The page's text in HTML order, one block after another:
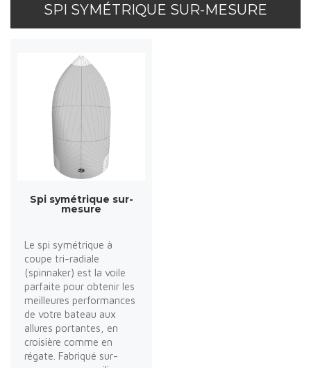
SPI SYMÉTRIQUE SUR-MESURE
Spi symétrique sur-
mesure
Le spi symétrique à
coupe tri-radiale
(spinnaker) est la voile
parfaite pour obtenir les
meilleures performances
de votre bateau aux
allures portantes, en
croisière comme en
régate. Fabriqué sur-